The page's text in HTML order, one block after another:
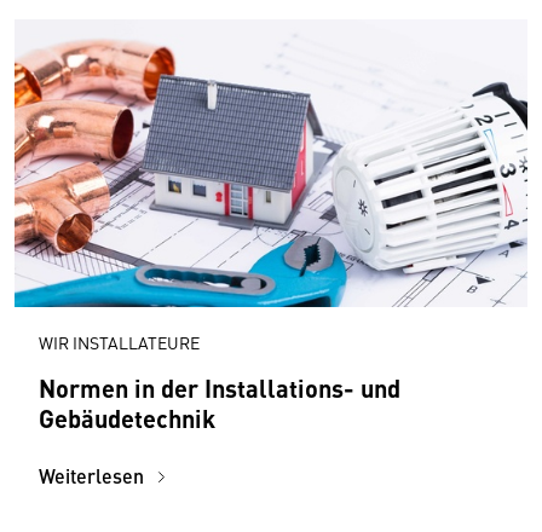
WIR INSTALLATEURE
Normen in der Installations- und
Gebäudetechnik
Weiterlesen